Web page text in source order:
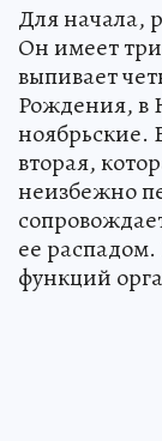
Для начала,
Он имеет
выпивает
Рождения, в
ноябрьские.
вторая,
неизбежно
ее
функций